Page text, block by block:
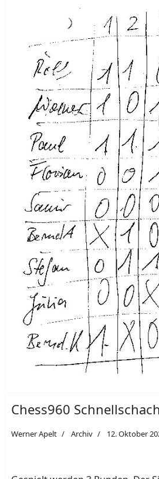
Chess960
Werner Apelt Archiv 12. Oktober